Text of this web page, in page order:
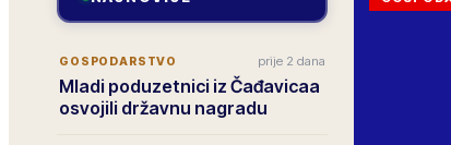
GOSPODARSTVO prije 2 dana
Mladi poduzetnici iz Čađavicaa
osvojili državnu nagradu